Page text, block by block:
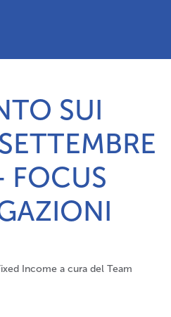
SUI
FOCUS
Income a cura del Team